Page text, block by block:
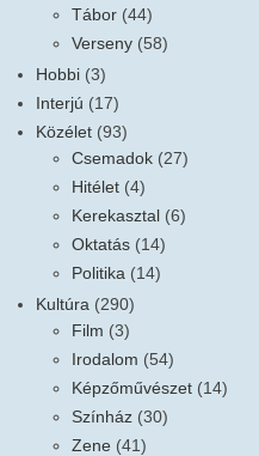
Tábor (44)
Verseny (58)
Hobbi (3)
Interjú (17)
Közélet (93)
Csemadok (27)
Hitélet (4)
Kerekasztal (6)
Oktatás (14)
Politika (14)
Kultúra (290)
Film (3)
Irodalom (54)
Képzőművészet (14)
Színház (30)
Zene (41)